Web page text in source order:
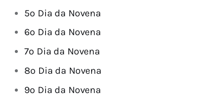
5º Dia da Novena
6º Dia da Novena
7º Dia da Novena
8º Dia da Novena
9º Dia da Novena